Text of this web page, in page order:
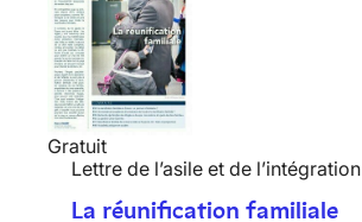
Gratuit
Lettre de l’asile et de l’intégration
La réunification familiale